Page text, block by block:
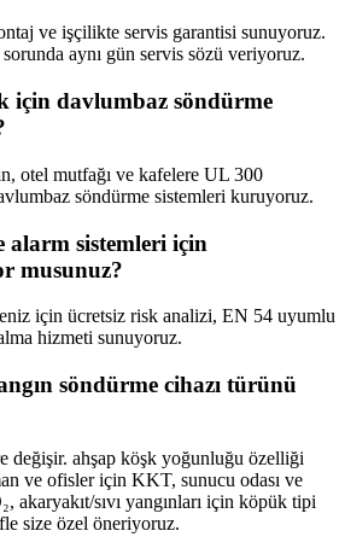
ve işçilikte servis garantisi sunuyoruz.
aynı gün servis sözü veriyoruz.
için davlumbaz söndürme
otel mutfağı ve kafelere UL 300
söndürme sistemleri kuruyoruz.
alarm sistemleri için
musunuz?
için ücretsiz risk analizi, EN 54 uyumlu
hizmeti sunuyoruz.
söndürme cihazı türünü
değişir. ahşap köşk yoğunluğu özelliği
ve ofisler için KKT, sunucu odası ve
akaryakıt/sıvı yangınları için köpük tipi
size özel öneriyoruz.